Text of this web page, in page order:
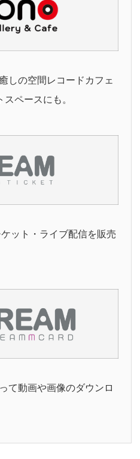
しの空間レコードカフェ
ペースにも。
ット・ライブ配信を販売
て動画や画像のダウンロ